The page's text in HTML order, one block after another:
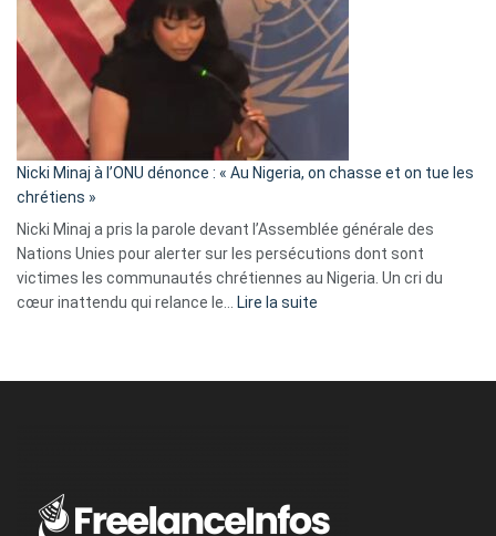
« Zemmour
a
tout
parle
ses
tripes »
Nicki Minaj à l’ONU dénonce : « Au Nigeria, on chasse et on tue les
chrétiens »
Nicki Minaj a pris la parole devant l’Assemblée générale des
Nations Unies pour alerter sur les persécutions dont sont
victimes les communautés chrétiennes au Nigeria. Un cri du
cœur inattendu qui relance le…
Lire la suite
Nigeria,